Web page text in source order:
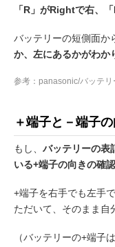
「R」がRightで右、
バッテリーの短側面か
か、左にあるかがわか
参考：panasonic/バッテリ
＋端子と－端子
もし、 バッテリーの表
いる+端子の向きの確
+端子を右手でも左手
ただいて、そのまま自
（バッテリーの+端子